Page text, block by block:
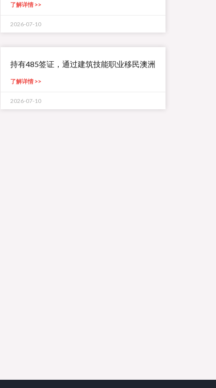
了解详情 >>
2026-07-10
持有485签证，通过建筑技能职业移民澳洲
了解详情 >>
2026-07-10